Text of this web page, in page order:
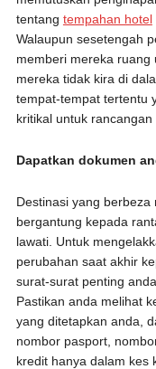
tentang tempahan hotel
Walaupun sesetengah
memberi mereka ruang
mereka tidak kira di
tempat-tempat tertentu
kritikal untuk
Dapatkan dokumen
Destinasi yang
bergantung kepada
lawati. Untuk
perubahan saat akhir
surat-surat penting
Pastikan anda melihat
yang ditetapkan anda,
nombor pasport,
kredit hanya dalam kes